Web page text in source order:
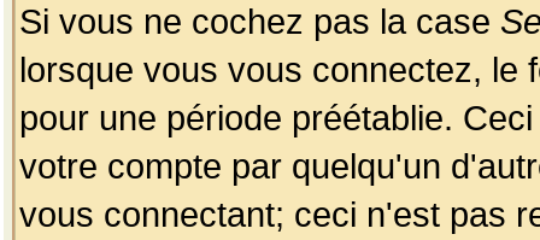
Si vous ne cochez pas la case
lorsque vous vous connectez, le
pour une période préétablie.
votre compte par quelqu'un
vous connectant; ceci n'est pas